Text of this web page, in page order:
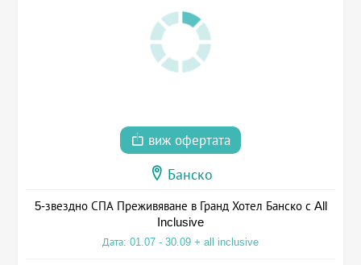
виж офертата
Банско
5-звездно СПА Преживяване в Гранд Хотел Банско с All
Inclusive
Дата: 01.07 - 30.09 + all inclusive